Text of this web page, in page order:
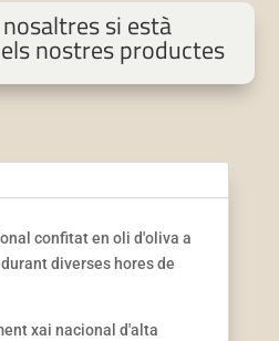
si està
nostres productes
confitat en oli d'oliva a
diverses hores de
xai nacional d'alta